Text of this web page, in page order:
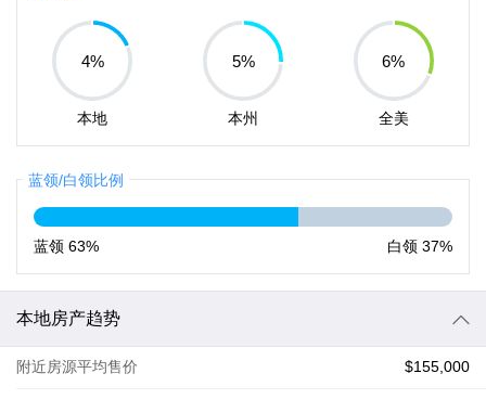
4%
本地
5%
本州
6%
全美
蓝领/白领比例
蓝领 63% 白领 37%
本地房产趋势
附近房源平均售价 $155,000